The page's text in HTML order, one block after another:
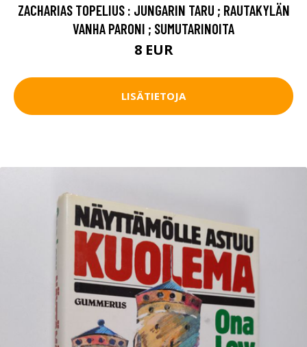
ZACHARIAS TOPELIUS : JUNGARIN TARU ; RAUTAKYLÄN
VANHA PARONI ; SUMUTARINOITA
8 EUR
LISÄTIETOJA